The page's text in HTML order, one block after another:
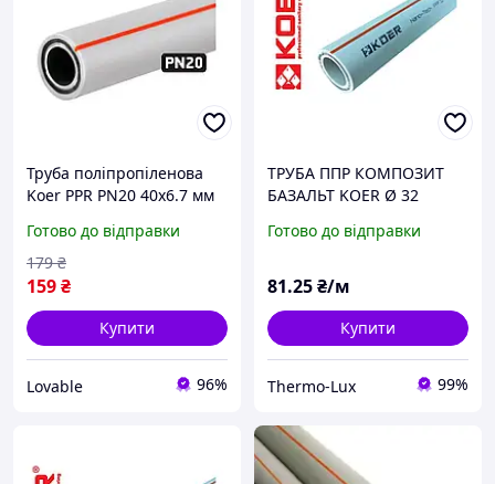
Труба поліпропіленова
Koer PPR PN20 40х6.7 мм
(пластикова для
опалення), сіра 2 м
Готово до відправки
159₴
179 ₴
Купити
Lovable 96%
ТРУБА ППР КОМПОЗИТ
БАЗАЛЬТ KOER Ø 32
Готово до відправки
81.25₴/м
Купити
Thermo-Lux 99%